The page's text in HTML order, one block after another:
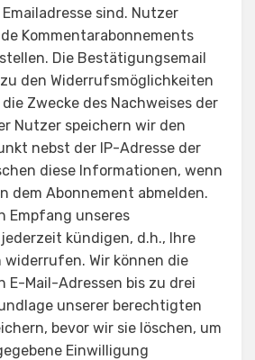
sind. Nutzer
Kommentarabonnements
Die Bestätigungsemail
den Widerrufsmöglichkeiten
Zwecke des Nachweises der
Nutzer speichern wir den
nebst der IP-Adresse der
diese Informationen, wenn
dem Abonnement abmelden.
Empfang unseres
kündigen, d.h., Ihre
widerrufen. Wir können die
E-Mail-Adressen bis zu drei
unserer berechtigten
bevor wir sie löschen, um
Einwilligung